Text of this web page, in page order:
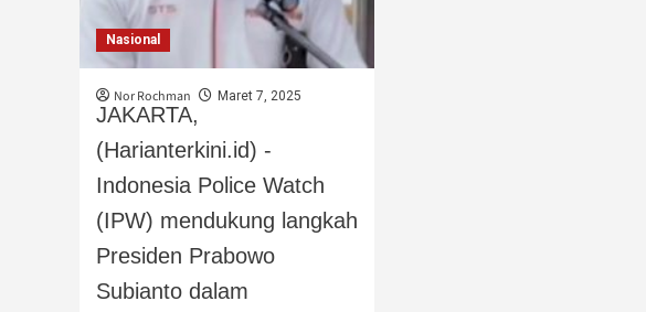
Nasional
Nor Rochman Maret 7, 2025
JAKARTA,
(Harianterkini.id) -
Indonesia Police Watch
(IPW) mendukung langkah
Presiden Prabowo
Subianto dalam